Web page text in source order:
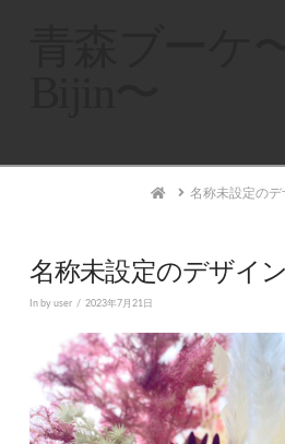
Home名称未設定のデ
名称未設定のデザイ
In by user 2023年7月21日